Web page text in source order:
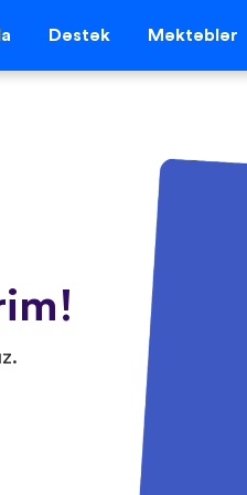
Dəstək Məktəblər